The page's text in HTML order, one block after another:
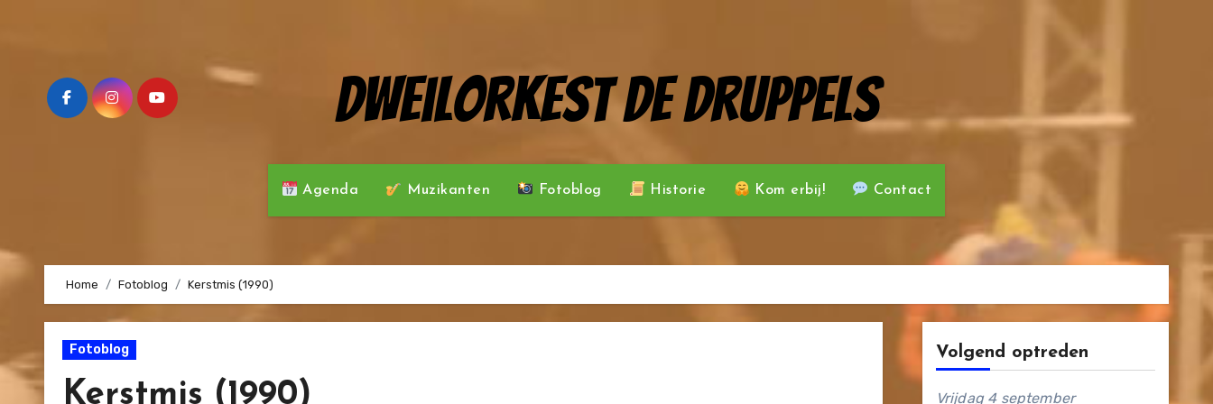
Dweilorkest De Druppels
Agenda Muzikanten Fotoblog Historie Kom erbij! Contact
Home Fotoblog Kerstmis (1990)
Fotoblog
Kerstmis (1990)
Volgend optreden
Vrijdag 4 september